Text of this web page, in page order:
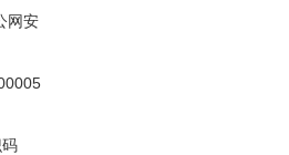
网安